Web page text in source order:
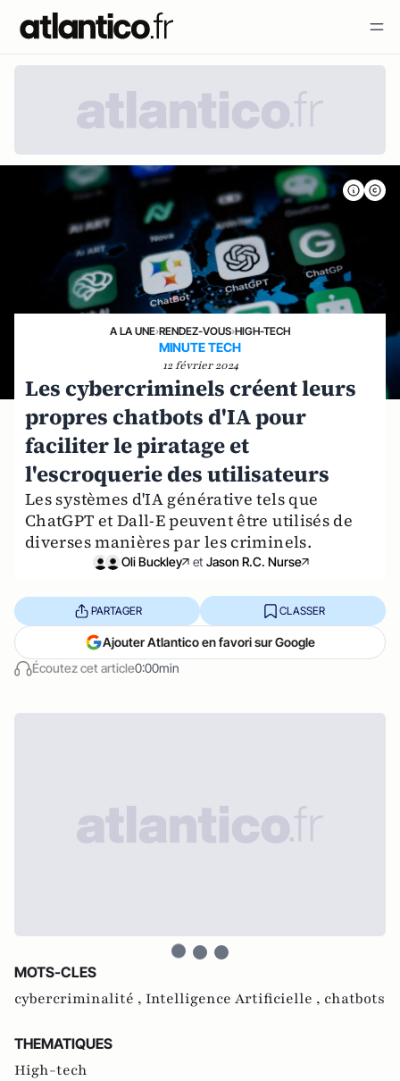
A LA UNE›RENDEZ-VOUS›HIGH-TECH
MINUTE TECH
12 février 2024
Les cybercriminels créent leurs
propres chatbots d'IA pour
faciliter le piratage et
l'escroquerie des utilisateurs
Les systèmes d'IA générative tels que
ChatGPT et Dall-E peuvent être utilisés de
diverses manières par les criminels.
Oli Buckley et Jason R.C. Nurse
Écoutez cet article0:00min
PARTAGER CLASSER
Ajouter Atlantico en favori sur Google
MOTS-CLES
cybercriminalité , Intelligence Artificielle , chatbots
THEMATIQUES
High-tech